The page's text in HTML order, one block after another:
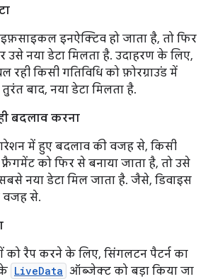
इनऐक्टिव हो जाता है, तो फिर
उसे नया डेटा मिलता है. उदाहरण के लिए,
रही किसी गतिविधि को फ़ोरग्राउंड में
बाद, नया डेटा मिलता है.
बदलाव करना
में हुए बदलाव की वजह से, किसी
फ़्रैगमेंट को फिर से बनाया जाता है, तो उसे
नया डेटा मिल जाता है. जैसे, डिवाइस
वजह से.
को रैप करने के लिए, सिंगलटन पैटर्न का
LiveData ऑब्जेक्ट को बड़ा किया जा